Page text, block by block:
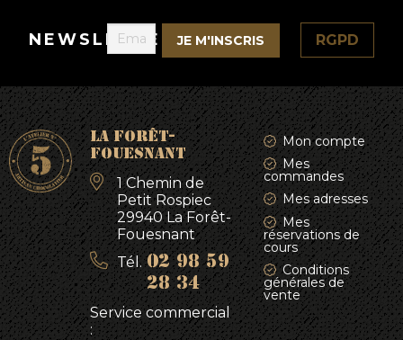
NEWSLETTER RGPD
LA FORÊT-
FOUESNANT
1 Chemin de
Petit Rospiec
29940 La Forêt-
Fouesnant
Tél. 02 98 59
28 34
Service commercial
:
Mon compte
Mes
commandes
Mes adresses
Mes
réservations de
cours
Conditions
générales de
vente